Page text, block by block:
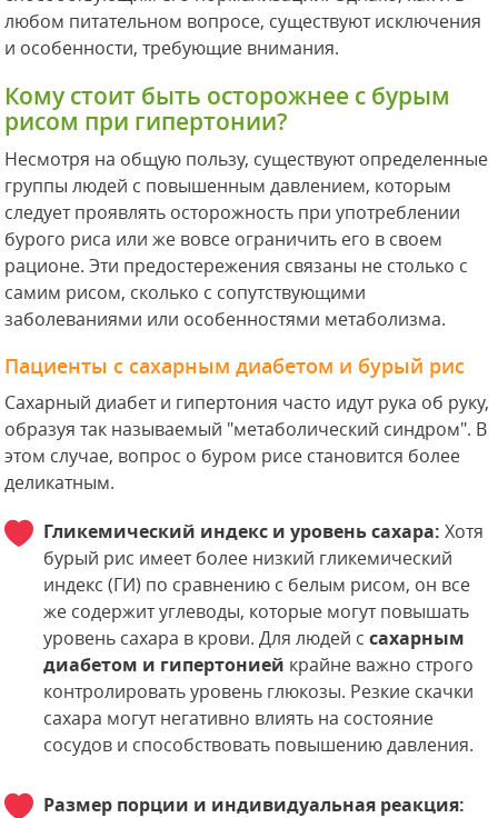
любом питательном вопросе, существуют исключения
и особенности, требующие внимания.
Кому стоит быть осторожнее с бурым
рисом при гипертонии?
Несмотря на общую пользу, существуют определенные
группы людей с повышенным давлением, которым
следует проявлять осторожность при употреблении
бурого риса или же вовсе ограничить его в своем
рационе. Эти предостережения связаны не столько с
самим рисом, сколько с сопутствующими
заболеваниями или особенностями метаболизма.
Пациенты с сахарным диабетом и бурый рис
Сахарный диабет и гипертония часто идут рука об руку,
образуя так называемый "метаболический синдром". В
этом случае, вопрос о буром рисе становится более
деликатным.
Гликемический индекс и уровень сахара: Хотя
бурый рис имеет более низкий гликемический
индекс (ГИ) по сравнению с белым рисом, он все
же содержит углеводы, которые могут повышать
уровень сахара в крови. Для людей ссахарным
диабетом и гипертонией крайне важно строго
контролировать уровень глюкозы. Резкие скачки
сахара могут негативно влиять на состояние
сосудов и способствовать повышению давления.
Размер порции и индивидуальная реакция: